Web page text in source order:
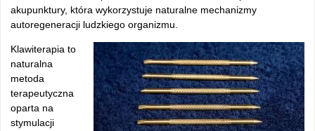
akupunktury, która wykorzystuje naturalne mechanizmy
autoregeneracji ludzkiego organizmu.
Klawiterapia to
naturalna
metoda
terapeutyczna
oparta na
stymulacji